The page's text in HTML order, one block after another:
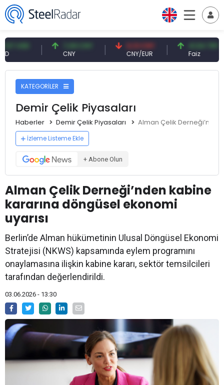
7,09 CNY 0,13 CNY
CNY/EUR
41,54 TRY
KATEGORİLER
Demir Çelik Piyasaları
Haberler Demir Çelik Piyasaları Alman Çelik
İzleme Listeme Ekle
+ Abone Olun
Alman Çelik Derneği’nden kabine
kararına döngüsel ekonomi
uyarısı
Berlin’de Alman hükümetinin Ulusal Döngüsel Ekonomi
Stratejisi (NKWS) kapsamında eylem programını
onaylamasına ilişkin kabine kararı, sektör temsilcileri
tarafından değerlendirildi.
03.06.2026 - 13:30